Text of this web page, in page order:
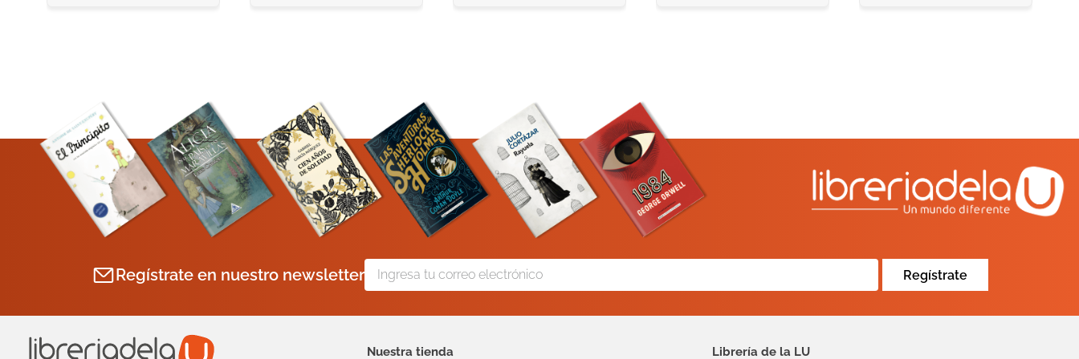
Regístrate en nuestro newsletter Regístrate
Nuestra tienda Librería de la LU